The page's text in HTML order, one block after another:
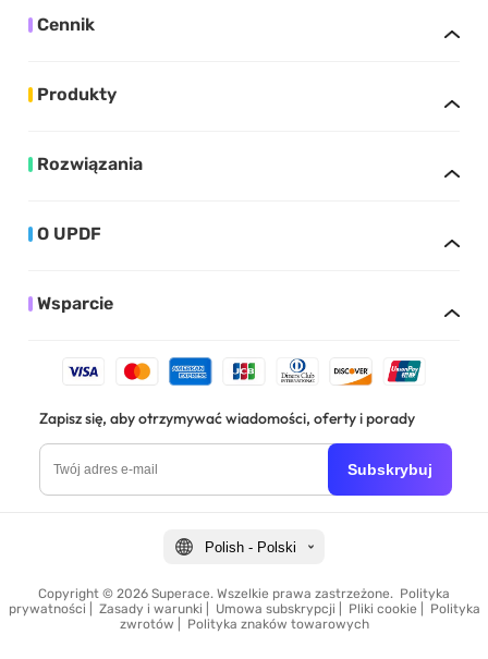
Cennik
Produkty
Rozwiązania
O UPDF
Wsparcie
Zapisz się, aby otrzymywać wiadomości, oferty i porady
Subskrybuj
Polish - Polski
Copyright © 2026 Superace. Wszelkie prawa zastrzeżone. Polityka
prywatności
Zasady i warunki Umowa subskrypcji Pliki cookie
Polityka
zwrotów
Polityka znaków towarowych